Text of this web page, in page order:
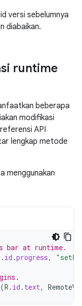
versi sebelumnya
diabaikan.
runtime
beberapa
modifikasi
API
lengkap metode
menggunakan
bar at runtime.
. id .progress,
(R . id . text,